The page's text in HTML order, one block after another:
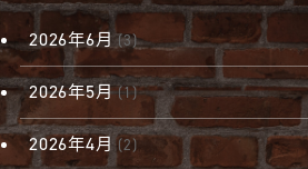
2026年6月 (3)
2026年5月(1)
2026年4月(2)